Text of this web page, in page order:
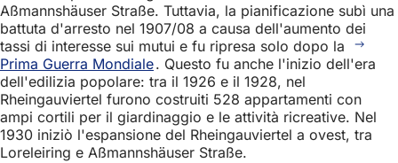
Aßmannshäuser Straße. Tuttavia, la pianificazione subì una
battuta d'arresto nel 1907/08 a causa dell'aumento dei
tassi di interesse sui mutui e fu ripresa solo dopo la
Prima Guerra Mondiale. Questo fu anche l'inizio dell'era
dell'edilizia popolare: tra il 1926 e il 1928, nel
Rheingauviertel furono costruiti 528 appartamenti con
ampi cortili per il giardinaggio e le attività ricreative. Nel
1930 iniziò l'espansione del Rheingauviertel a ovest, tra
Loreleiring e Aßmannshäuser Straße.